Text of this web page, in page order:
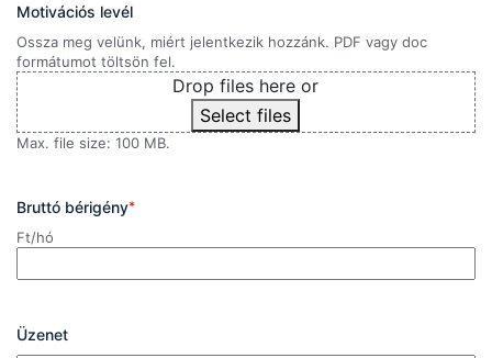
Motivációs levél
Ossza meg velünk, miért jelentkezik hozzánk. PDF vagy doc
formátumot töltsön fel.
Drop files here or
Select files
Max. file size: 100 MB.
Bruttó bérigény*
Ft/hó
Üzenet